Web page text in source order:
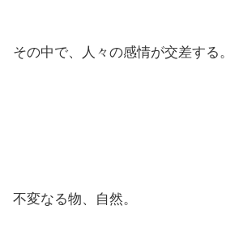
その中で、人々の感情が交差する。
不変なる物、自然。